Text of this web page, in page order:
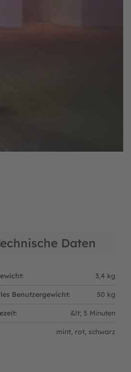
Daten
3,4 kg
Benutzergewicht: 50 kg
&lt; 5 Minuten
mint, rot, schwarz